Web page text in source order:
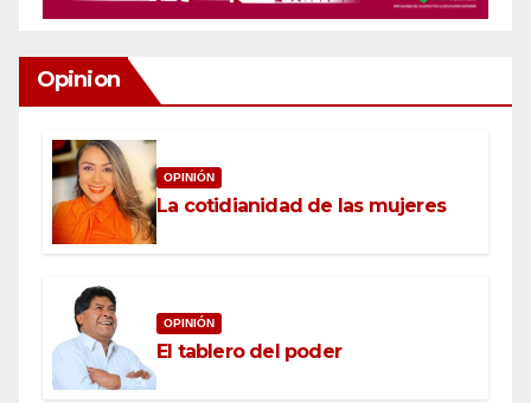
Opinion
OPINIÓN
La cotidianidad de las mujeres
OPINIÓN
El tablero del poder